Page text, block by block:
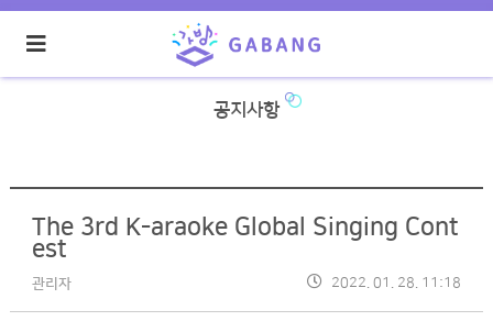
공지사항
The 3rd K-araoke Global Singing Cont
est
관리자 2022. 01. 28. 11:18